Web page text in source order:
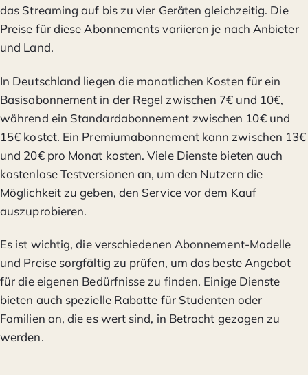
das Streaming auf bis zu vier Geräten gleichzeitig. Die
Preise für diese Abonnements variieren je nach Anbieter
und Land.
In Deutschland liegen die monatlichen Kosten für ein
Basisabonnement in der Regel zwischen 7€ und 10€,
während ein Standardabonnement zwischen 10€ und
15€ kostet. Ein Premiumabonnement kann zwischen 13€
und 20€ pro Monat kosten. Viele Dienste bieten auch
kostenlose Testversionen an, um den Nutzern die
Möglichkeit zu geben, den Service vor dem Kauf
auszuprobieren.
Es ist wichtig, die verschiedenen Abonnement-Modelle
und Preise sorgfältig zu prüfen, um das beste Angebot
für die eigenen Bedürfnisse zu finden. Einige Dienste
bieten auch spezielle Rabatte für Studenten oder
Familien an, die es wert sind, in Betracht gezogen zu
werden.